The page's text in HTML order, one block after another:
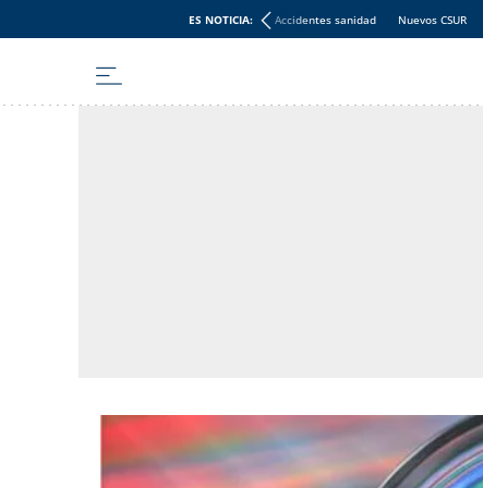
ES NOTICIA: Accidentes sanidad Nuevos CSUR